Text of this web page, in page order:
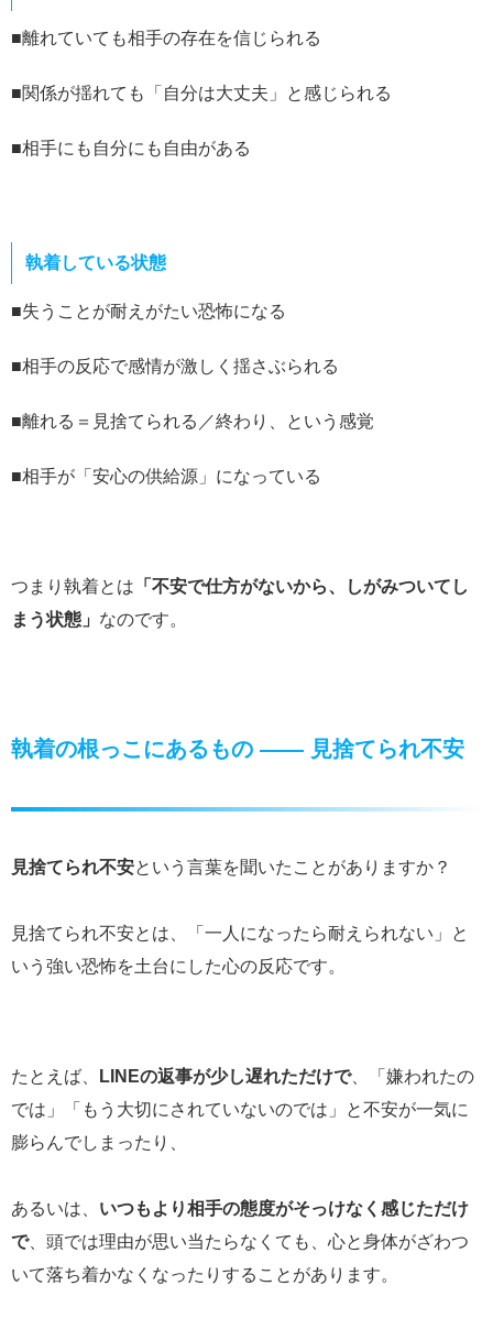
■離れていても相手の存在を信じられる
■関係が揺れても「自分は大丈夫」と感じられる
■相手にも自分にも自由がある
執着している状態
■失うことが耐えがたい恐怖になる
■相手の反応で感情が激しく揺さぶられる
■離れる＝見捨てられる／終わり、という感覚
■相手が「安心の供給源」になっている
つまり執着とは 「不安で仕方がないから、しがみついてし
まう状態」 なのです。
執着の根っこにあるもの ―― 見捨てられ不安
見捨てられ不安という言葉を聞いたことがありますか？
見捨てられ不安とは、「一人になったら耐えられない」と
いう強い恐怖を土台にした心の反応です。
たとえば、 LINEの返事が少し遅れただけで、「嫌われたの
では」「もう大切にされていないのでは」と不安が一気に
膨らんでしまったり、
あるいは、 いつもより相手の態度がそっけなく感じただけ
で、頭では理由が思い当たらなくても、心と身体がざわつ
いて落ち着かなくなったりすることがあります。